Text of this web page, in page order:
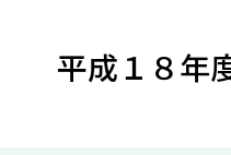
平成１８年